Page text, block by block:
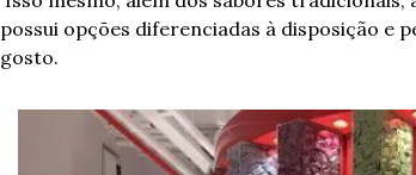
possui opções diferenciadas à disposição e
gosto.